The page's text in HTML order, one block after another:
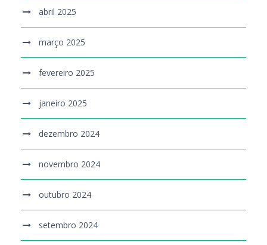
abril 2025
março 2025
fevereiro 2025
janeiro 2025
dezembro 2024
novembro 2024
outubro 2024
setembro 2024